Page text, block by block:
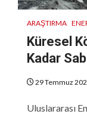
ARAŞTIRMA
Küresel
Kadar
29 Temmuz
Uluslararası